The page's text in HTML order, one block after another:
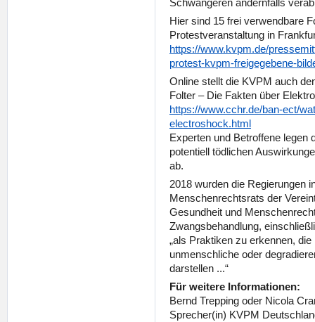
Schwangeren andernfalls
Hier sind 15 frei verwendbare
Protestveranstaltung in
https://www.kvpm.de/
protest-kvpm-freigegebene-
Online stellt die KVPM auch
Folter – Die Fakten über
https://www.cchr.de/ban-ect/
electroshock.html
Experten und Betroffene legen
potentiell tödlichen
ab.
2018 wurden die Regierungen
Menschenrechtsrats der
Gesundheit und
Zwangsbehandlung,
„als Praktiken zu erkennen,
unmenschliche oder
darstellen ...“
Für weitere Informationen:
Bernd Trepping oder Nicola
Sprecher(in) KVPM